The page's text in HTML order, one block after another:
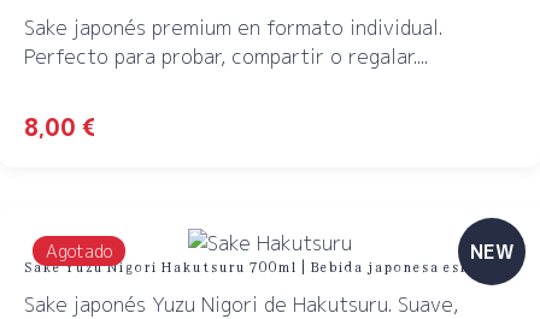
Sake japonés premium en formato individual.
Perfecto para probar, compartir o regalar....
8,00 €
Agotado NEW
Sake Yuzu Nigori Hakutsuru 700ml | Bebida japonesa eskawaii
Sake japonés Yuzu Nigori de Hakutsuru. Suave,